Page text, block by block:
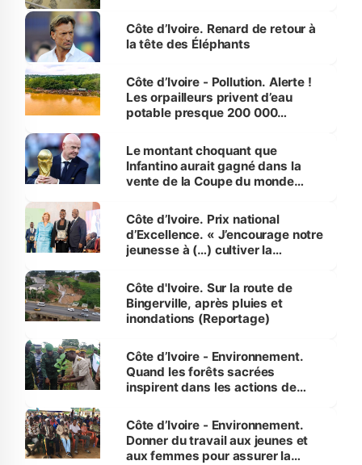
Côte d’Ivoire. Renard de retour à
la tête des Éléphants
Côte d’Ivoire - Pollution. Alerte !
Les orpailleurs privent d’eau
potable presque 200 000
Le montant choquant que
Infantino aurait gagné dans la
vente de la Coupe du monde
Côte d’Ivoire. Prix national
d’Excellence. « J’encourage notre
jeunesse à (…) cultiver la
(Alassane Ouattara
Côte d'Ivoire. Sur la route de
Bingerville, après pluies et
inondations (Reportage)
Côte d’Ivoire - Environnement.
Quand les forêts sacrées
inspirent dans les actions de
Côte d’Ivoire - Environnement.
Donner du travail aux jeunes et
aux femmes pour assurer la